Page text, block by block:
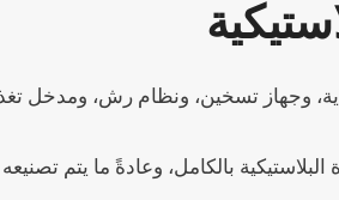
بالكامل، وعادةً ما يتم